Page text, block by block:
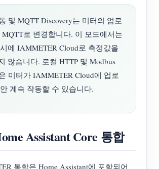
및 MQTT Discovery는 미터의 업로
로 변경합니다. 이 모드에서는
에 IAMMETER Cloud로 측정값을
않습니다. 로컬 HTTP 및 Modbus
미터가 IAMMETER Cloud에 업로
계속 작동할 수 있습니다.
Assistant Core 통합
통합은 Home Assistant에 포함되어